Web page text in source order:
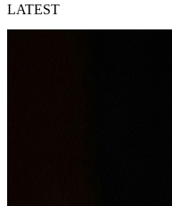
LATEST